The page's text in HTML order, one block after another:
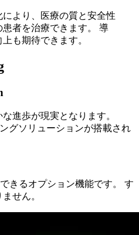
より、医療の質と安全性
者を治療できます。 導
も期待できます。
進歩が現実となります。
グソリューションが搭載され
きるオプション機能です。 す
せん。